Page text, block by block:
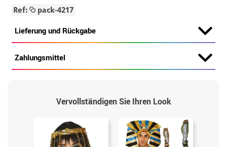
Ref: pack-4217
Lieferung und Rückgabe
Zahlungsmittel
Vervollständigen Sie Ihren Look